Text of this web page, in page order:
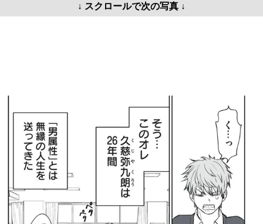
↓ スクロールで次の写真 ↓